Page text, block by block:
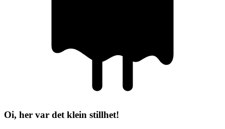
Oi, her var det klein stillhet!